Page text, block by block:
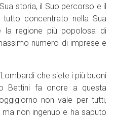
storia, il Suo percorso e il
concentrato nella Sua
la regione più popolosa di
numero di imprese e
che siete i più buoni
Bettini fa onore a questa
non vale per tutti,
non ingenuo e ha saputo